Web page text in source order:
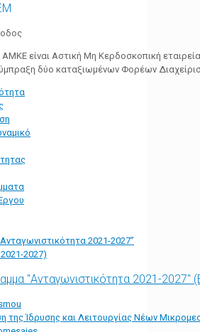
είναι Αστική Μη Κερδοσκοπική
δύο καταξιωμένων Φορέων
2021-2027”
2027)
"Ανταγωνιστικότητα 2021-
της Ίδρυσης και Λειτουργίας Νέων